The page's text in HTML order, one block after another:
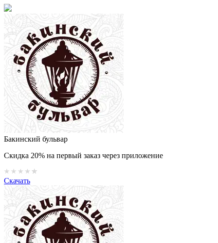
Бакинский бульвар
Скидка 20% на первый заказ через приложение
Скачать